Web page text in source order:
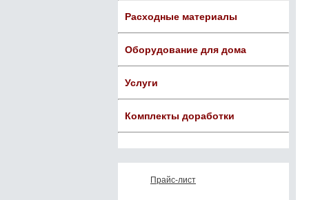
Расходные материалы
Оборудование для дома
Услуги
Комплекты доработки
Прайс-лист